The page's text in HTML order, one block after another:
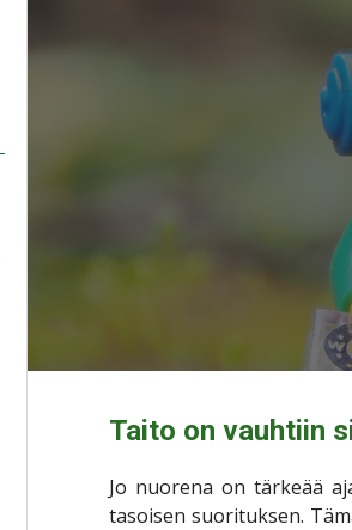
Skip to main
Taito on vauhtiin
Jo nuorena on tärkeää
tasoisen suorituksen.